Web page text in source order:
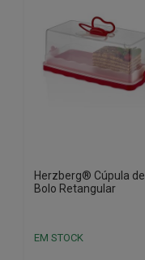
Herzberg® Cúpula de
Bolo Retangular
EM STOCK